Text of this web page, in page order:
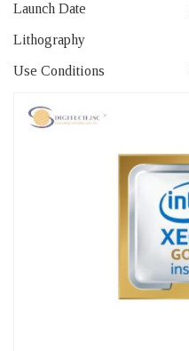
Launch Date
Lithography 14
Use Conditions